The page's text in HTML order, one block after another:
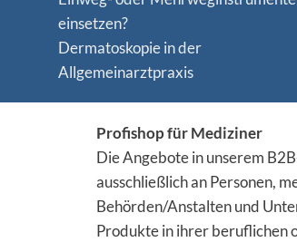
einsetzen?
Dermatoskopie in der
Allgemeinarztpraxis
Profishop für Mediziner
Die Angebote in unserem
ausschließlich an Personen,
Behörden/Anstalten und
Produkte in ihrer beruflichen